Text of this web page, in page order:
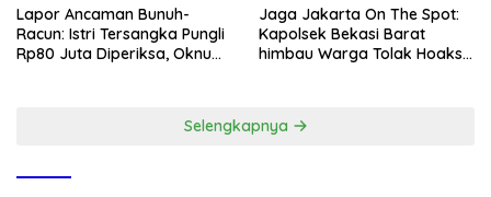
Lapor Ancaman Bunuh-
Racun: Istri Tersangka Pungli
Rp80 Juta Diperiksa, Oknum
Jaga Jakarta On The Spot:
Kapolsek Bekasi Barat
himbau Warga Tolak Hoaks
Selengkapnya